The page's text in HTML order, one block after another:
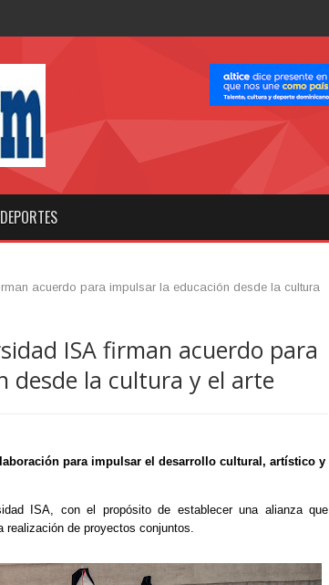
DEPORTES
acuerdo para impulsar la educación desde la cultura
ISA firman acuerdo para
desde la cultura y el arte
para impulsar el desarrollo cultural, artístico y
ISA, con el propósito de establecer una alianza que
de proyectos conjuntos.